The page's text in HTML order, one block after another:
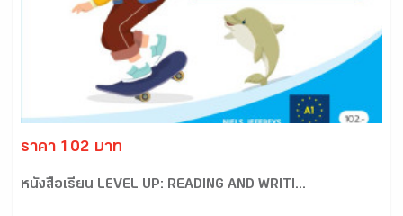
ราคา 102 บาท
หนังสือเรียน LEVEL UP: READING AND WRITI...